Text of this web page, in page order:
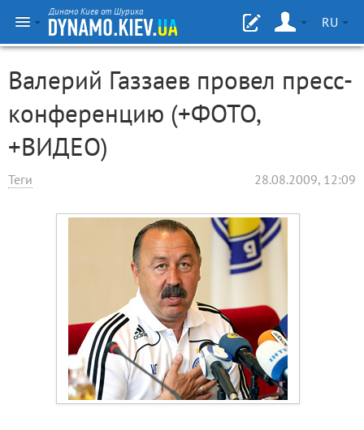
Динамо Киев от Шурика
RU
Валерий Газзаев провел пресс-
конференцию (+ФОТО,
+ВИДЕО)
Теги 28.08.2009, 12:09